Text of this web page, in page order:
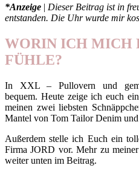
*Anzeige | Dieser Beitrag ist in
entstanden. Die Uhr wurde mir
WORIN ICH MICH
FÜHLE?
In XXL – Pullovern und
bequem. Heute zeige ich euch
meinen zwei liebsten
Mantel von Tom Tailor Denim
Außerdem stelle ich Euch ein
Firma JORD vor. Mehr zu
weiter unten im Beitrag.